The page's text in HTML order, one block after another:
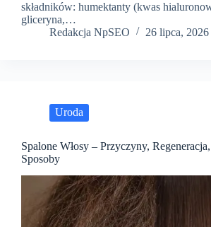
składników: humektanty (kwas
gliceryna,…
Redakcja NpSEO
26 lipca, 2026
Uroda
Spalone Włosy – Przyczyny,
Sposoby